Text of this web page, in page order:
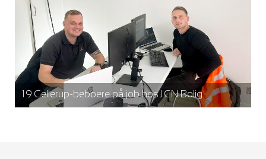
19 Gellerup-beboere på job hos JCN Bolig